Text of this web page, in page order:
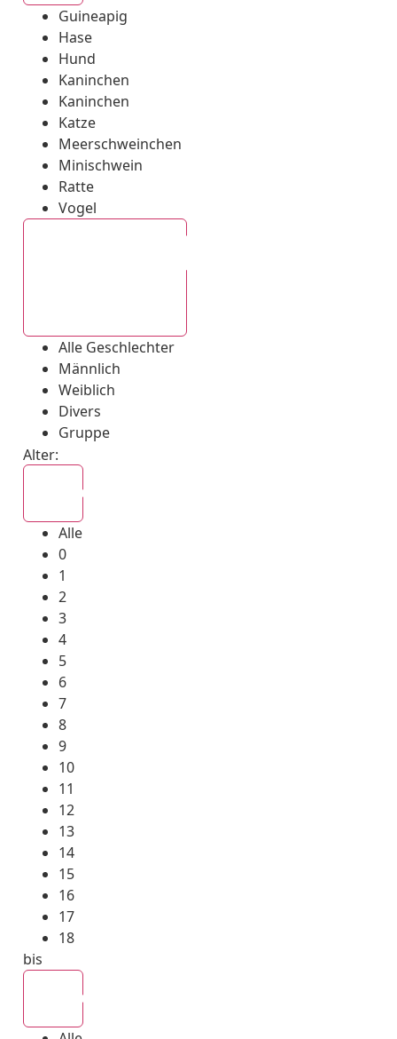
Guineapig
Hase
Hund
Kaninchen
Kaninchen
Katze
Meerschweinchen
Minischwein
Ratte
Vogel
Alle Geschlechter
Männlich
Weiblich
Divers
Gruppe
Alter:
Alle
0
1
2
3
4
5
6
7
8
9
10
11
12
13
14
15
16
17
18
bis